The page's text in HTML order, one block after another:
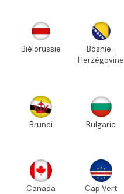
Biélorussie
Bosnie-
Herzégovine
Brunei Bulgarie
Canada Cap Vert